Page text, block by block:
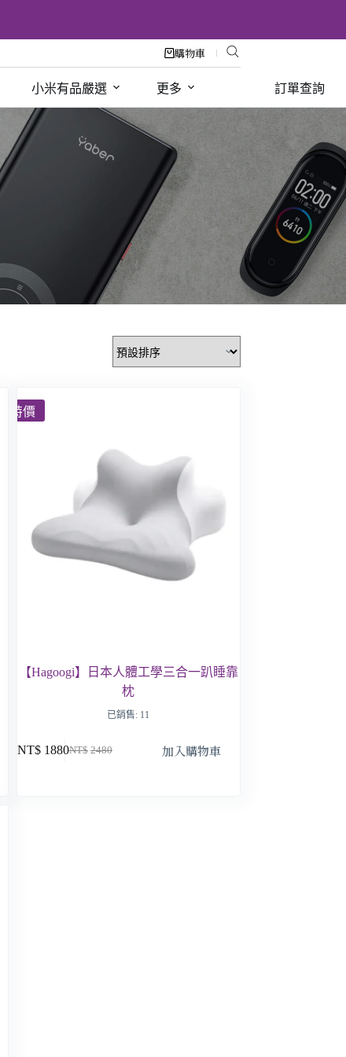
購物車
小米有品嚴選 更多 訂單查詢
特價
【Hagoogi】日本人體工學三合一趴睡靠
枕
已銷售: 11
NT$ 2480
NT$ 1880 加入購物車